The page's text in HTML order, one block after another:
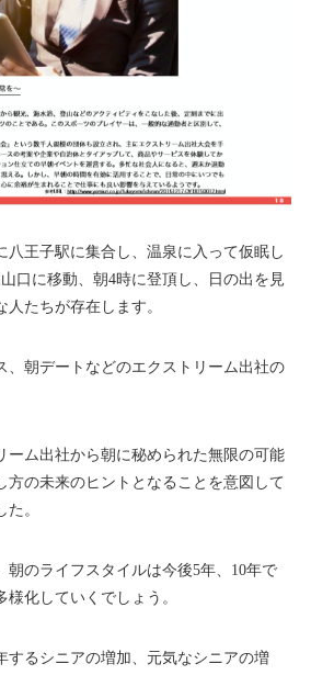
八王子駅に集合し、温泉に入って仮眠し
口に移動、朝4時に登頂し、日の出を見
たちが存在します。
、朝デートなどのエクストリーム出社の
ーム出社から朝に秘められた無限の可能
方の未来のヒントとなることを意図して
。
朝のライフスタイルは今後5年、10年で
化していくでしょう。
するシニアの増加、元気なシニアの増